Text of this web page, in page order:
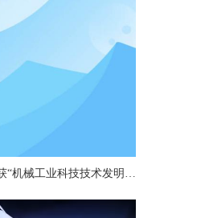
德晟智能科技荣获“机械工业科技技术发明一等奖”，以硬核技术引领机器人关节创新